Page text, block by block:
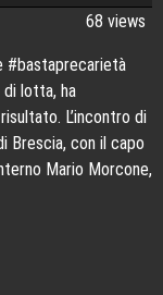
68 views
#bastaprecarietà
lotta, ha
L’incontro di
Brescia, con il capo
Mario Morcone,